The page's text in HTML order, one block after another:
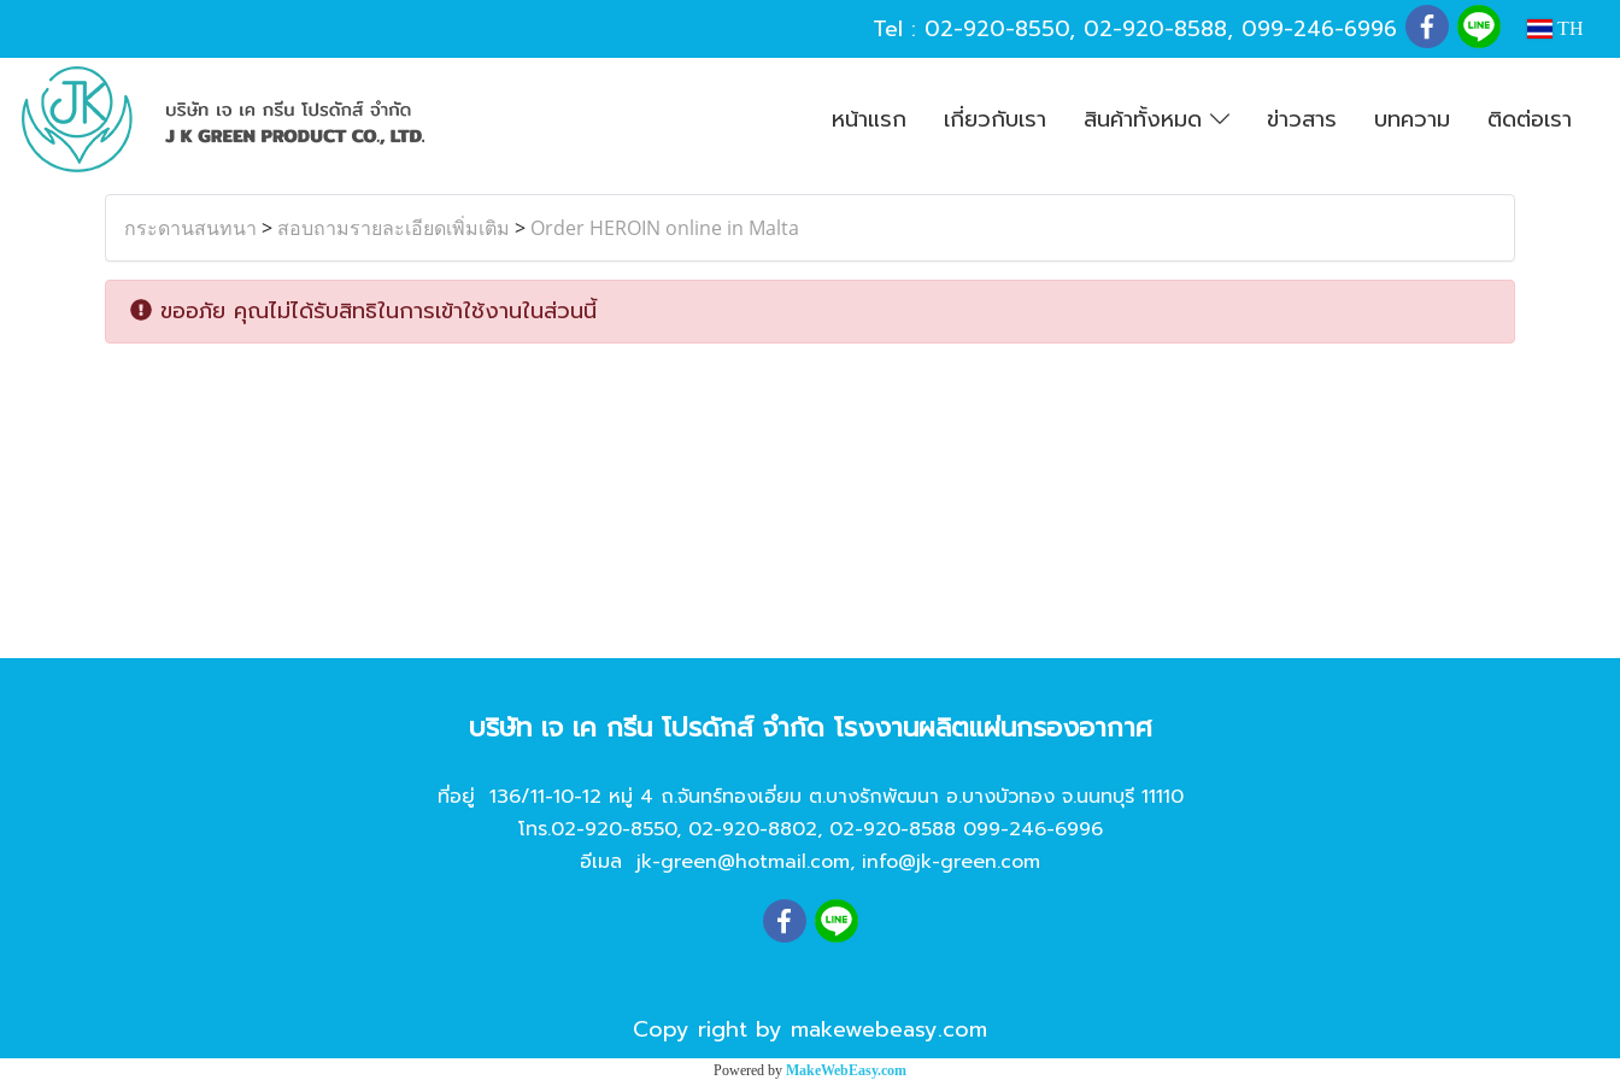
Tel : 02-920-8550, 02-920-8588, 099-246-6996 TH
หน้าแรก เกี่ยวกับเรา สินค้าทั้งหมด ข่าวสาร บทความ ติดต่อเรา
กระดานสนทนา > สอบถามรายละเอียดเพิ่มเติม > Order HEROIN online in Malta
ขออภัย คุณไม่ได้รับสิทธิในการเข้าใช้งานในส่วนนี้
บริษัท เจ เค กรีน โปรดักส์ จํากัด โรงงานผลิตแผ่นกรองอากาศ
ที่อยู่ 136/11-10-12 หมู่ 4 ถ.จันทร์ทองเอี่ยม ต.บางรักพัฒนา อ.บางบัวทอง จ.นนทบุรี 11110
โทร.02-920-8550, 02-920-8802, 02-920-8588 099-246-6996
อีเมล jk-green@hotmail.com, info@jk-green.com
Copy right by makewebeasy.com
Powered by MakeWebEasy.com